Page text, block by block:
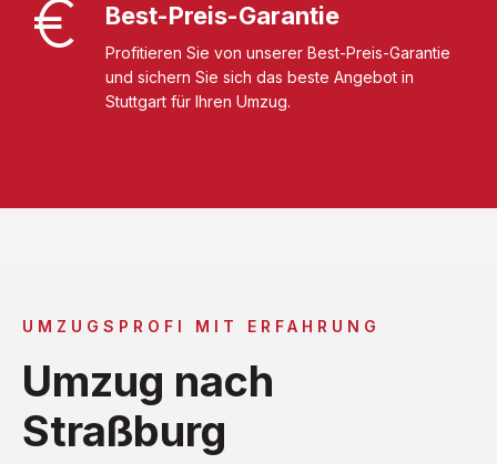
Best-Preis-Garantie
Profitieren Sie von unserer Best-Preis-Garantie
und sichern Sie sich das beste Angebot in
Stuttgart für Ihren Umzug.
UMZUGSPROFI MIT ERFAHRUNG
Umzug nach
Straßburg